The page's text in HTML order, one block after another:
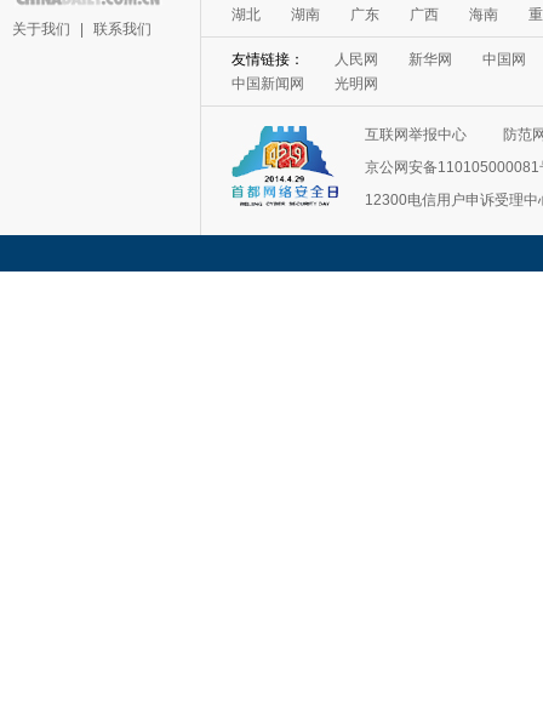
关于我们 联系我们
湖北
湖南 广东 广西 海南
友情链接： 人民网 新华网
中国网
中国新闻网
光明网
互联网举报中心
防范
京公网安备110105000081
12300电信用户申诉受理中